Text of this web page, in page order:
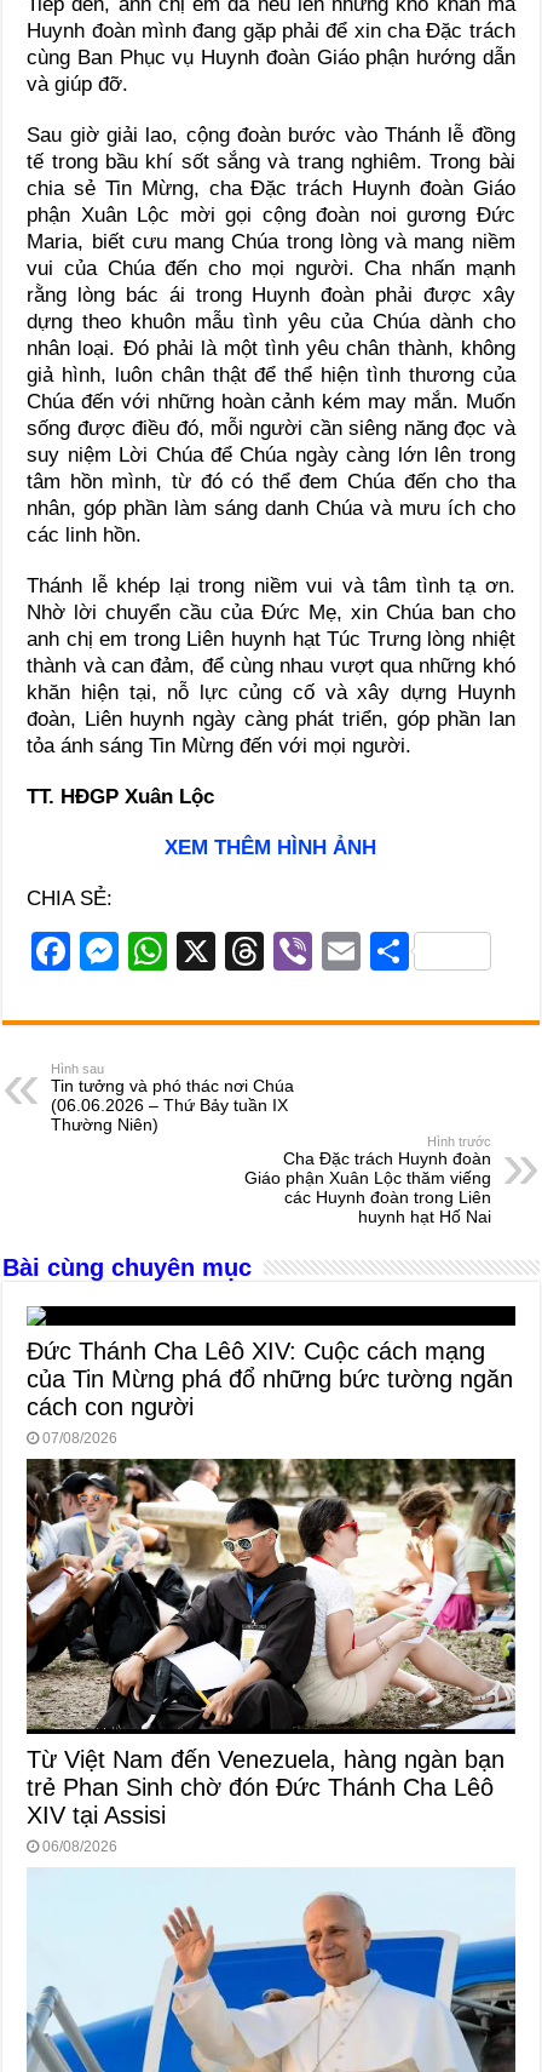
Huynh đoàn mình đang gặp phải để xin cha Đặc trách
cùng Ban Phục vụ Huynh đoàn Giáo phận hướng dẫn
và giúp đỡ.
Sau giờ giải lao, cộng đoàn bước vào Thánh lễ đồng
tế trong bầu khí sốt sắng và trang nghiêm. Trong bài
chia sẻ Tin Mừng, cha Đặc trách Huynh đoàn Giáo
phận Xuân Lộc mời gọi cộng đoàn noi gương Đức
Maria, biết cưu mang Chúa trong lòng và mang niềm
vui của Chúa đến cho mọi người. Cha nhấn mạnh
rằng lòng bác ái trong Huynh đoàn phải được xây
dựng theo khuôn mẫu tình yêu của Chúa dành cho
nhân loại. Đó phải là một tình yêu chân thành, không
giả hình, luôn chân thật để thể hiện tình thương của
Chúa đến với những hoàn cảnh kém may mắn. Muốn
sống được điều đó, mỗi người cần siêng năng đọc và
suy niệm Lời Chúa để Chúa ngày càng lớn lên trong
tâm hồn mình, từ đó có thể đem Chúa đến cho tha
nhân, góp phần làm sáng danh Chúa và mưu ích cho
các linh hồn.
Thánh lễ khép lại trong niềm vui và tâm tình tạ ơn.
Nhờ lời chuyển cầu của Đức Mẹ, xin Chúa ban cho
anh chị em trong Liên huynh hạt Túc Trưng lòng nhiệt
thành và can đảm, để cùng nhau vượt qua những khó
khăn hiện tại, nỗ lực củng cố và xây dựng Huynh
đoàn, Liên huynh ngày càng phát triển, góp phần lan
tỏa ánh sáng Tin Mừng đến với mọi người.
TT. HĐGP Xuân Lộc
XEM THÊM HÌNH ẢNH
CHIA SẺ:
F
c
e
b
o
M
ss
n
g
W
at
A
X
T
e
d
s
Vi
er
E
ail
S
ar
Hình sau
Tin tưởng và phó thác nơi Chúa
(06.06.2026 – Thứ Bảy tuần IX
Thường Niên)
Hình trước
Cha Đặc trách Huynh đoàn
Giáo phận Xuân Lộc thăm viếng
các Huynh đoàn trong Liên
huynh hạt Hố Nai
Bài cùng chuyên mục
Đức Thánh Cha Lêô XIV: Cuộc cách mạng
của Tin Mừng phá đổ những bức tường ngăn
cách con người
07/08/2026
Từ Việt Nam đến Venezuela, hàng ngàn bạn
trẻ Phan Sinh chờ đón Đức Thánh Cha Lêô
XIV tại Assisi
06/08/2026